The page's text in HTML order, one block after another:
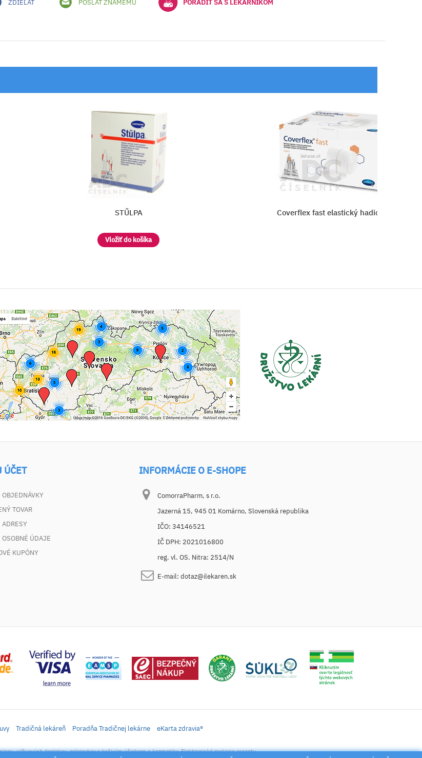
ZDIEĽAŤ POSLAŤ ZNÁMEMU PORADIŤ SA S LEKÁRNIKOM
Coverflex fast elastický hadicový obväz PRUBAN
ÚČET
OBJEDNÁVKY
TOVAR
ADRESY
OSOBNÉ ÚDAJE
KUPÓNY
INFORMÁCIE O E-SHOPE
ComorraPharm, s r.o.
Jazerná 15, 945 01 Komárno, Slovenská republika
IČO: 34146521
IČ DPH: 2021016800
reg. vl. OS. Nitra: 2514/N
E-mail: dotaz@ilekaren.sk
Tradičná lekáreň Poradňa Tradičnej lekárne eKarta zdravia®
výživových doplnkov, prípravkov s liečivým účinkom a kozmetiky. Elektronické zaslanie receptu.